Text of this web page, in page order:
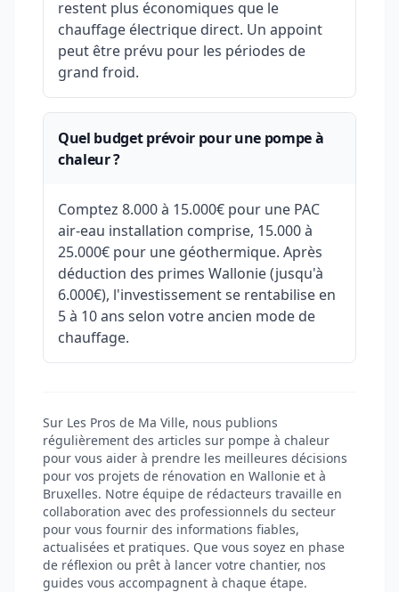
restent plus économiques que le
chauffage électrique direct. Un appoint
peut être prévu pour les périodes de
grand froid.
Quel budget prévoir pour une pompe à
chaleur ?
Comptez 8.000 à 15.000€ pour une PAC
air-eau installation comprise, 15.000 à
25.000€ pour une géothermique. Après
déduction des primes Wallonie (jusqu'à
6.000€), l'investissement se rentabilise en
5 à 10 ans selon votre ancien mode de
chauffage.
Sur Les Pros de Ma Ville, nous publions
régulièrement des articles sur pompe à chaleur
pour vous aider à prendre les meilleures décisions
pour vos projets de rénovation en Wallonie et à
Bruxelles. Notre équipe de rédacteurs travaille en
collaboration avec des professionnels du secteur
pour vous fournir des informations fiables,
actualisées et pratiques. Que vous soyez en phase
de réflexion ou prêt à lancer votre chantier, nos
guides vous accompagnent à chaque étape.